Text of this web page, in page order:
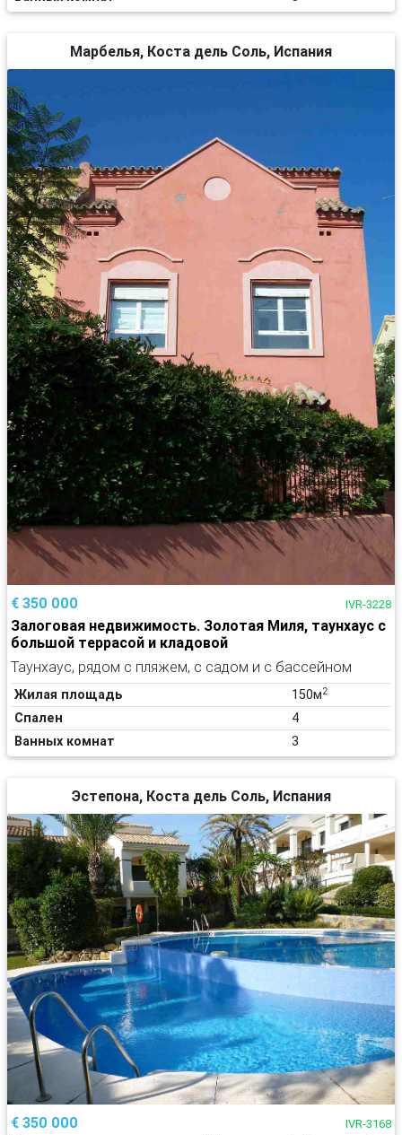
Марбелья, Коста дель Соль, Испания
€ 350 000 IVR-3228
Залоговая недвижимость. Золотая Миля, таунхаус с
большой террасой и кладовой
Таунхаус, рядом с пляжем, с садом и с бассейном
Жилая площадь 150м2
Спален
4
Ванных комнат
3
Эстепона, Коста дель Соль, Испания
€ 350 000 IVR-3168